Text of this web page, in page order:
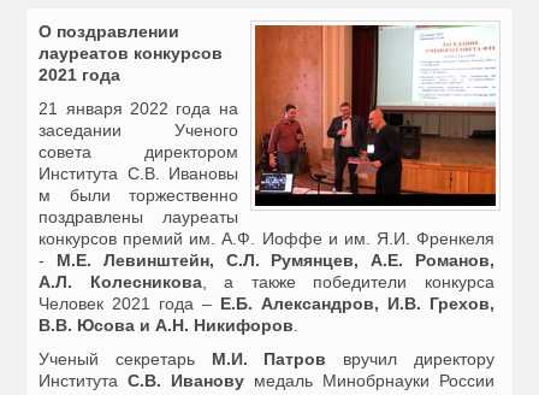
О поздравлении
лауреатов конкурсов
2021 года
21 января 2022 года на
заседании Ученого
совета директором
Института С.В. Ивановы
м были торжественно
поздравлены лауреаты
конкурсов премий им. А.Ф. Иоффе и им. Я.И. Френкеля
- М.Е. Левинштейн, С.Л. Румянцев, A.Е. Романов,
А.Л. Колесникова, а также победители конкурса
Человек 2021 года – Е.Б. Александров, И.В. Грехов,
В.В. Юсова и А.Н. Никифоров
Ученый секретарь М.И. Патров вручил директору
ИнститутаС.В. Иванову медаль Минобрнауки России